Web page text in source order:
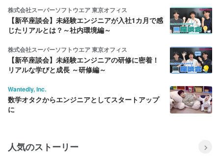
株式会社スーパーソフトウエア 東京オフィス
【新卒座談会】未経験エンジニアが入社1カ月で感
じたリアルとは？～社内環境編～
株式会社スーパーソフトウエア 東京オフィス
【新卒座談会】未経験エンジニアの研修に密着！
リアルな学びと成長 ～研修編～
Wantedly, Inc.
数学オタクからエンジニアとしてスタートアップ
に
人気のストーリー